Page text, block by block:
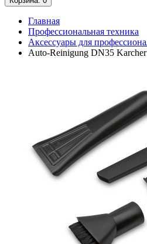
Главная
Профессиональная техника
Аксессуары для
Auto-Reinigung DN35 Karcher